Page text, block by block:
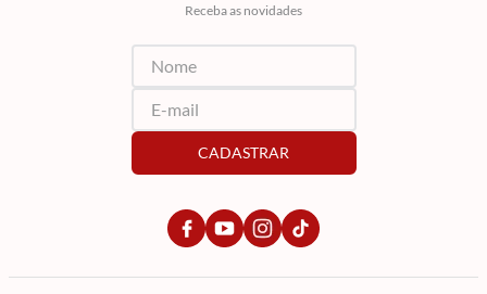
Receba as novidades
CADASTRAR